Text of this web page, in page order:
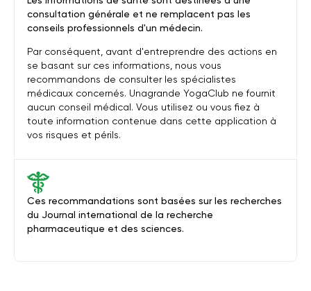
Ces recommandations sont basées sur les recherches
du Journal international de la recherche
pharmaceutique et des sciences.
consultation générale et ne remplacent pas les
conseils professionnels d'un médecin.
Par conséquent, avant d'entreprendre des actions en
se basant sur ces informations, nous vous
recommandons de consulter les spécialistes
médicaux concernés. Unagrande YogaClub ne fournit
aucun conseil médical. Vous utilisez ou vous fiez à
toute information contenue dans cette application à
vos risques et périls.